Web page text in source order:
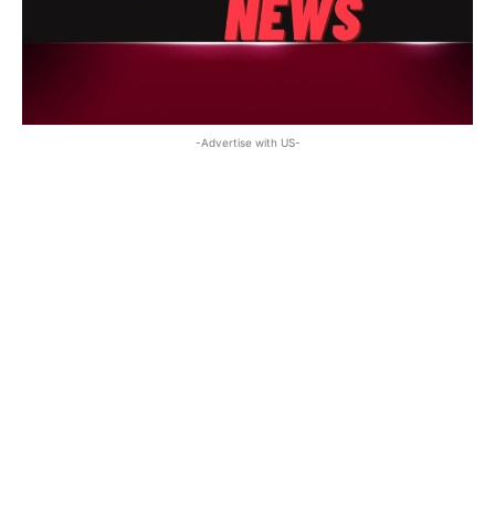
-Advertise with US-